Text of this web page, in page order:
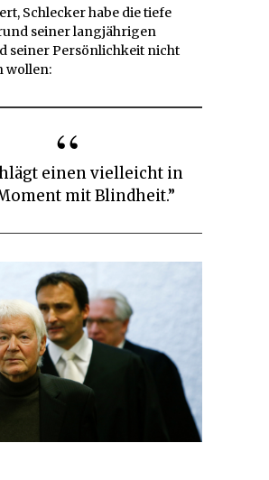
Schlecker habe die tiefe
seiner langjährigen
seiner Persönlichkeit nicht
wollen:
mit Blindheit.”